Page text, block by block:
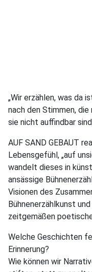
„Wir erzählen, was da
nach den Stimmen,
sie nicht auffindbar
AUF SAND GEBAUT
Lebensgefühl, „auf
wandelt dieses in
ansässige
Visionen des
Bühnenerzählkunst
zeitgemäßen
Welche Geschichten
Erinnerung?
Wie können wir